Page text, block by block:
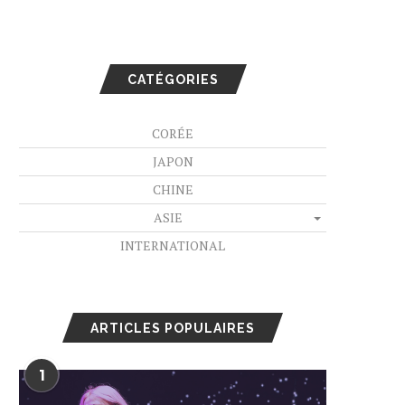
CATÉGORIES
CORÉE
JAPON
CHINE
ASIE
INTERNATIONAL
ARTICLES POPULAIRES
1